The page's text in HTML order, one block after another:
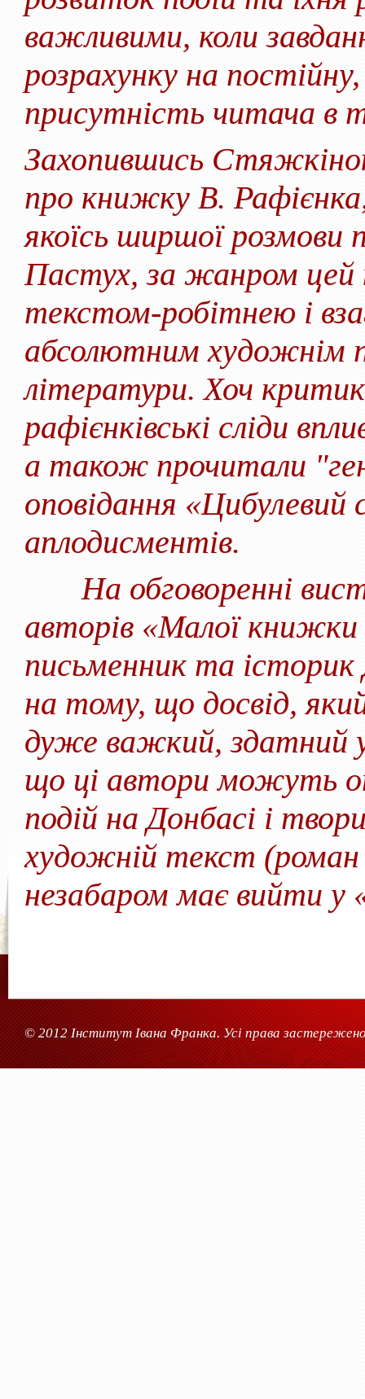
важливими, коли
розрахунку на
присутність читача в
Захопившись
про книжку В.
якоїсь ширшої розмови
Пастух, за жанром цей
текстом-робітнею і
абсолютним художнім
літератури. Хоч
рафієнківські сліди
а також прочитали
оповідання «Цибулевий
аплодисментів.
На обговоренні
авторів «Малої
письменник та
на тому, що досвід,
дуже важкий, здатний
що ці автори можуть
подій на Донбасі і
художній текст (роман
незабаром має вийти у
© 2012 Інститут Івана Франка. Усі права